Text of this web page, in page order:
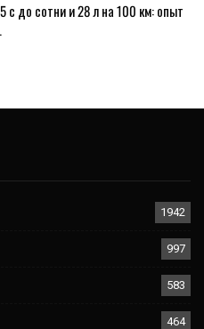
с до сотни и 28 л на 100 км: опыт
1942
997
583
464